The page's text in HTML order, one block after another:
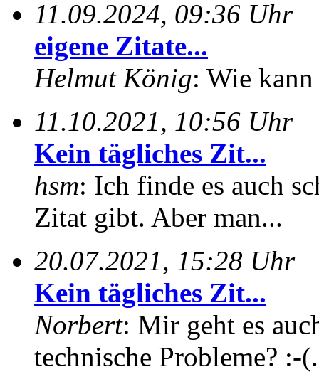
11.09.2024, 09:36 Uhr
eigene Zitate...
Helmut König: Wie
11.10.2021, 10:56 Uhr
Kein tägliches Zit...
hsm: Ich finde es auch
Zitat gibt. Aber man...
20.07.2021, 15:28 Uhr
Kein tägliches Zit...
Norbert: Mir geht es
technische Probleme? :-